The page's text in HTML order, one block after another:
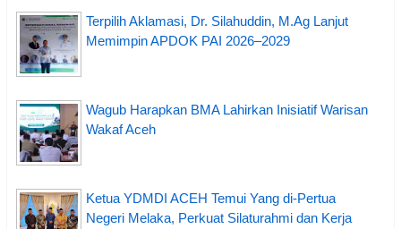
Terpilih Aklamasi, Dr. Silahuddin, M.Ag Lanjut
Memimpin APDOK PAI 2026–2029
Wagub Harapkan BMA Lahirkan Inisiatif Warisan
Wakaf Aceh
Ketua YDMDI ACEH Temui Yang di-Pertua
Negeri Melaka, Perkuat Silaturahmi dan Kerja